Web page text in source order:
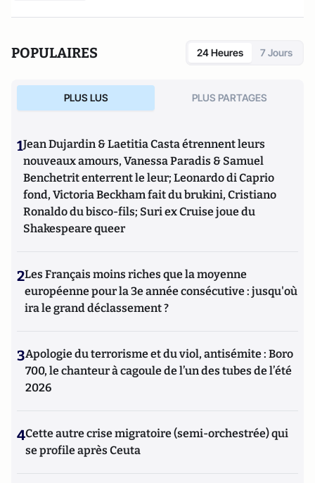
POPULAIRES 24 Heures 7 Jours
PLUS LUS PLUS PARTAGES
1Jean Dujardin & Laetitia Casta étrennent leurs
nouveaux amours, Vanessa Paradis & Samuel
Benchetrit enterrent le leur; Leonardo di Caprio
fond, Victoria Beckham fait du brukini, Cristiano
Ronaldo du bisco-fils; Suri ex Cruise joue du
Shakespeare queer
2Les Français moins riches que la moyenne
européenne pour la 3e année consécutive : jusqu'où
ira le grand déclassement ?
3Apologie du terrorisme et du viol, antisémite : Boro
700, le chanteur à cagoule de l’un des tubes de l’été
2026
4Cette autre crise migratoire (semi-orchestrée) qui
se profile après Ceuta